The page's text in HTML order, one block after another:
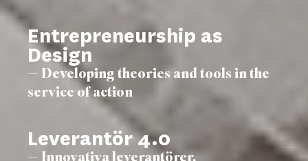
Entrepreneurship as
Design
— Developing theories and tools in the
service of action
Leverantör 4.0